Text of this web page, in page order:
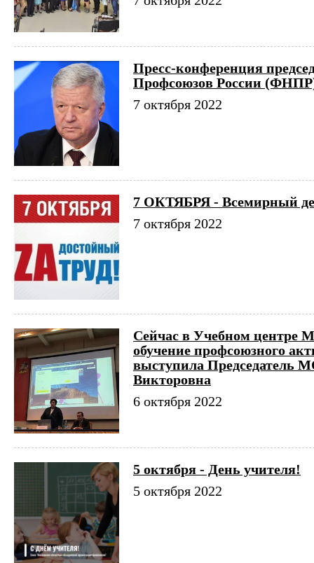
Пресс-конференция
Профсоюзов России
7 октября 2022
7 ОКТЯБРЯ - Всемирный
7 октября 2022
Сейчас в Учебном центре
обучение профсоюзного
выступила Председатель
Викторовна
6 октября 2022
5 октября - День учителя!
5 октября 2022